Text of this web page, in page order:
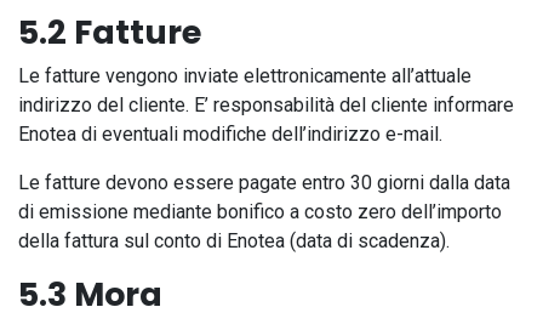
5.2 Fatture
Le fatture vengono inviate elettronicamente all’attuale
indirizzo del cliente. E’ responsabilità del cliente informare
Enotea di eventuali modifiche dell’indirizzo e-mail.
Le fatture devono essere pagate entro 30 giorni dalla data
di emissione mediante bonifico a costo zero dell’importo
della fattura sul conto di Enotea (data di scadenza).
5.3 Mora